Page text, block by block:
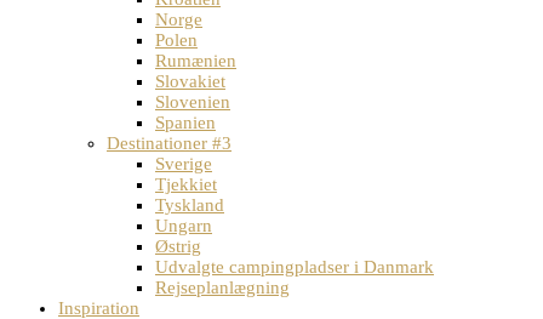
Norge
Polen
Rumænien
Slovakiet
Slovenien
Spanien
Destinationer #3
Sverige
Tjekkiet
Tyskland
Ungarn
Østrig
Udvalgte campingpladser i Danmark
Rejseplanlægning
Inspiration